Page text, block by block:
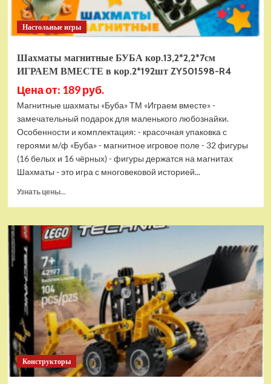
Настольные игры
Шахматы магнитные БУБА кор.13,2*2,2*7см
ИГРАЕМ ВМЕСТЕ в кор.2*192шт ZY501598-R4
Цена от: 189 руб.
Магнитные шахматы «Буба» ТМ «Играем вместе» -
замечательный подарок для маленького любознайки.
Особенности и комплектация: - красочная упаковка с
героями м/ф «Буба» - магнитное игровое поле - 32 фигуры
(16 белых и 16 чёрных) - фигуры держатся на магнитах
Шахматы - это игра с многовековой историей...
Узнать цены...
Шахматы
магнитные
БУБА
ИГРАЕМ
ВМЕСТЕ
в
кор.2*192шт
ZY501598-
R4
Конструкторы